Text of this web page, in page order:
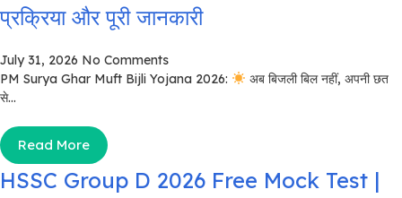
प्रक्रिया और पूरी जानकारी
July 31, 2026 No Comments
PM Surya Ghar Muft Bijli Yojana 2026:
अब बिजली बिल नहीं, अपनी छत
से...
Read More
HSSC Group D 2026 Free Mock Test |